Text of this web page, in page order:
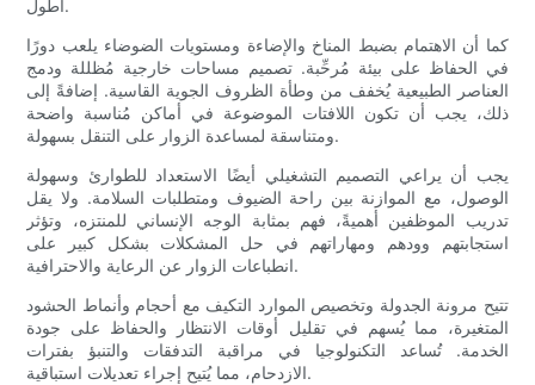
أطول.
كما أن الاهتمام بضبط المناخ والإضاءة ومستويات الضوضاء يلعب دورًا
في الحفاظ على بيئة مُرحِّبة. تصميم مساحات خارجية مُظللة ودمج
العناصر الطبيعية يُخفف من وطأة الظروف الجوية القاسية. إضافةً إلى
ذلك، يجب أن تكون اللافتات الموضوعة في أماكن مُناسبة واضحة
ومتناسقة لمساعدة الزوار على التنقل بسهولة.
يجب أن يراعي التصميم التشغيلي أيضًا الاستعداد للطوارئ وسهولة
الوصول، مع الموازنة بين راحة الضيوف ومتطلبات السلامة. ولا يقل
تدريب الموظفين أهميةً، فهم بمثابة الوجه الإنساني للمنتزه، وتؤثر
استجابتهم وودهم ومهاراتهم في حل المشكلات بشكل كبير على
انطباعات الزوار عن الرعاية والاحترافية.
تتيح مرونة الجدولة وتخصيص الموارد التكيف مع أحجام وأنماط الحشود
المتغيرة، مما يُسهم في تقليل أوقات الانتظار والحفاظ على جودة
الخدمة. تُساعد التكنولوجيا في مراقبة التدفقات والتنبؤ بفترات
الازدحام، مما يُتيح إجراء تعديلات استباقية.